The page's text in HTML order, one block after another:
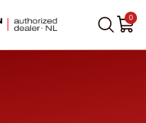
0